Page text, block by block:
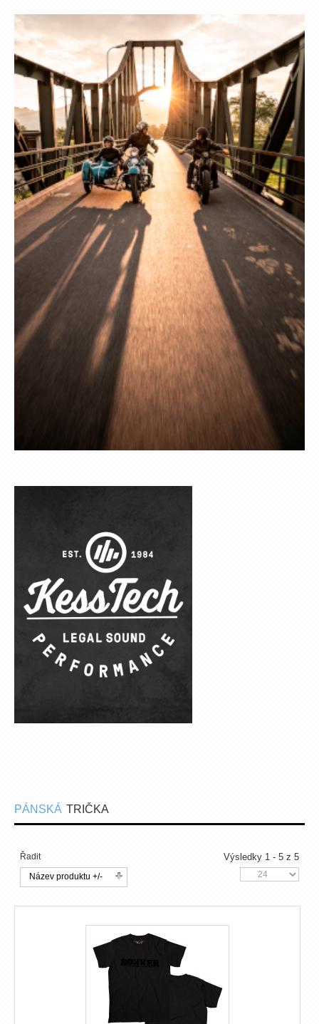
PÁNSKÁ TRIČKA
Řadit
Název produktu +/-
Výsledky 1 - 5 z 5